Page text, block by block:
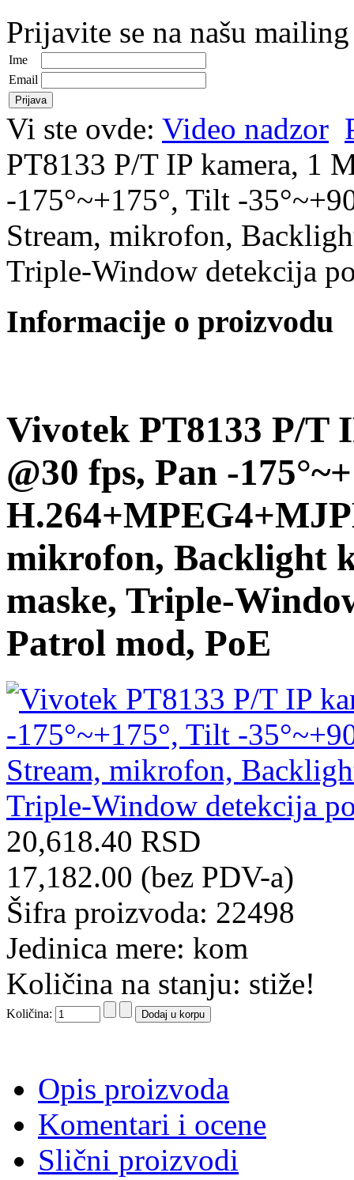
Prijavite se na našu
Ime
Email
Vi ste ovde: Video nadzor
PT8133 P/T IP kamera, 1
-175°~+175°, Tilt -
Stream, mikrofon,
Triple-Window detekcija
Informacije o proizvodu
Vivotek PT8133 P/T
@30 fps, Pan -
mikrofon, Backlight
maske, Triple-
Patrol mod, PoE
20,618.40 RSD
17,182.00 (bez PDV-a)
Šifra proizvoda: 22498
Jedinica mere: kom
Količina na stanju: stiže!
Količina:
Opis proizvoda
Komentari i ocene
Slični proizvodi